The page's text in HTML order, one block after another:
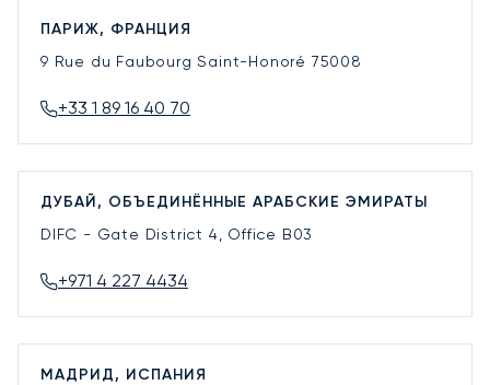
ПАРИЖ, ФРАНЦИЯ
9 Rue du Faubourg Saint-Honoré 75008
+33 1 89 16 40 70
ДУБАЙ, ОБЪЕДИНЁННЫЕ АРАБСКИЕ ЭМИРАТЫ
DIFC - Gate District 4, Office B03
+971 4 227 4434
МАДРИД, ИСПАНИЯ